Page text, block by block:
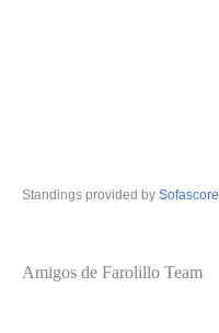
Standings provided by Sofascore
Amigos de Farolillo Team